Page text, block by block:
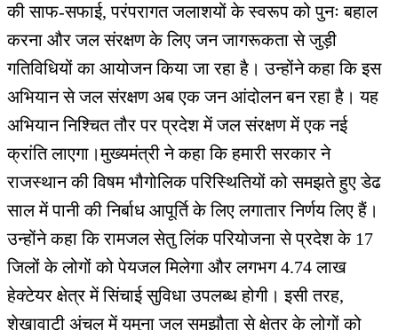
की साफ-सफाई, परंपरागत जलाशयों के स्वरूप को पुनः बहाल
करना और जल संरक्षण के लिए जन जागरूकता से जुड़ी
गतिविधियों का आयोजन किया जा रहा है। उन्होंने कहा कि इस
अभियान से जल संरक्षण अब एक जन आंदोलन बन रहा है। यह
अभियान निश्चित तौर पर प्रदेश में जल संरक्षण में एक नई
क्रांति लाएगा।मुख्यमंत्री ने कहा कि हमारी सरकार ने
राजस्थान की विषम भौगोलिक परिस्थितियों को समझते हुए डेढ
साल में पानी की निर्बाध आपूर्ति के लिए लगातार निर्णय लिए हैं।
उन्होंने कहा कि रामजल सेतु लिंक परियोजना से प्रदेश के 17
जिलों के लोगों को पेयजल मिलेगा और लगभग 4.74 लाख
हेक्टेयर क्षेत्र में सिंचाई सुविधा उपलब्ध होगी। इसी तरह,
शेखावाटी अंचल में यमुना जल समझौता से क्षेत्र के लोगों को